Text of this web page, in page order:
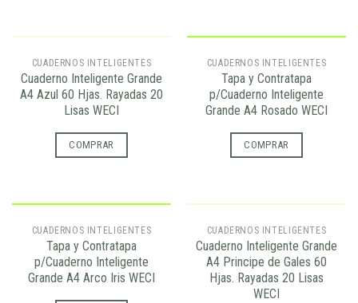
AGOTADO
CUADERNOS INTELIGENTES
Cuaderno Inteligente Grande
A4 Azul 60 Hjas. Rayadas 20
Lisas WECI
COMPRAR
CUADERNOS INTELIGENTES
Tapa y Contratapa
p/Cuaderno Inteligente
Grande A4 Rosado WECI
COMPRAR
CUADERNOS INTELIGENTES
Tapa y Contratapa
p/Cuaderno Inteligente
Grande A4 Arco Iris WECI
AGOTADO
CUADERNOS INTELIGENTES
Cuaderno Inteligente Grande
A4 Principe de Gales 60
Hjas. Rayadas 20 Lisas
WECI